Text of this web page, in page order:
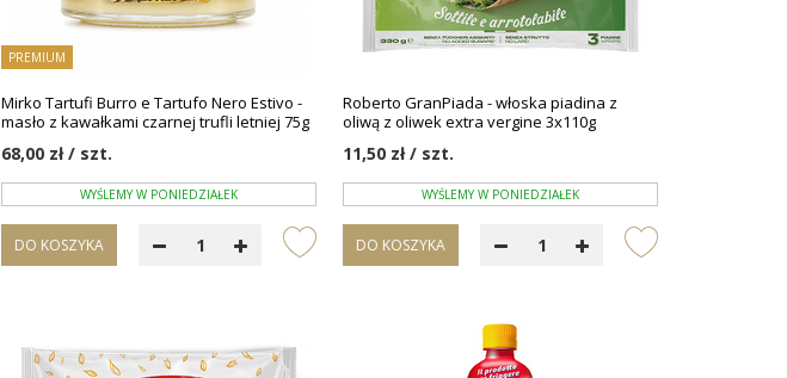
PREMIUM
Mirko Tartufi Burro e Tartufo Nero Estivo -
masło z kawałkami czarnej trufli letniej 75g
68,00 zł / szt.
WYŚLEMY W PONIEDZIAŁEK
DO KOSZYKA
Roberto GranPiada - włoska piadina z
oliwą z oliwek extra vergine 3x110g
11,50 zł / szt.
WYŚLEMY W PONIEDZIAŁEK
DO KOSZYKA